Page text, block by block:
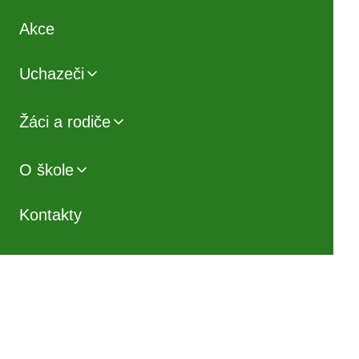
Akce
Uchazeči
Žáci a rodiče
O škole
Kontakty